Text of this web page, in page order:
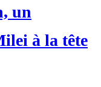
un
à la tête